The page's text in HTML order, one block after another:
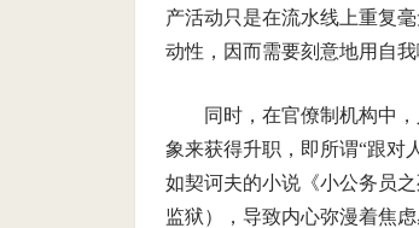
产活动只是在流水线上重复
动性，因而需要刻意地用自
同时，在官僚制机构中
象来获得升职，即所谓“跟对
如契诃夫的小说《小公务员
监狱），导致内心弥漫着焦